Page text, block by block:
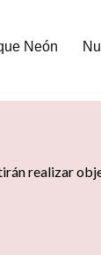
Neón
realizar